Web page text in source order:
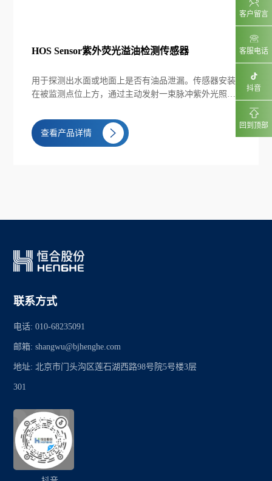
HOS Sensor紫外荧光溢油检测传感器
用于探测出水面或地面上是否有油品泄漏。传感器安装
在被监测点位上方，通过主动发射一束脉冲紫外光照射
利用矿物油本身的紫外荧光特性来监测油品的泄漏并发
出报警。
查看产品详情
联系方式
电话: 010-68235091
邮箱: shangwu@bjhenghe.com
地址: 北京市门头沟区莲石湖西路98号院5号楼3层
301
客户留言
客服电话
抖音
回到顶部